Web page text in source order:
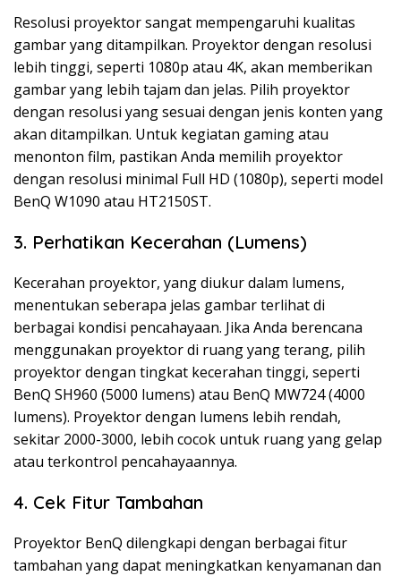
Resolusi proyektor sangat mempengaruhi kualitas
gambar yang ditampilkan. Proyektor dengan resolusi
lebih tinggi, seperti 1080p atau 4K, akan memberikan
gambar yang lebih tajam dan jelas. Pilih proyektor
dengan resolusi yang sesuai dengan jenis konten yang
akan ditampilkan. Untuk kegiatan gaming atau
menonton film, pastikan Anda memilih proyektor
dengan resolusi minimal Full HD (1080p), seperti model
BenQ W1090 atau HT2150ST.
3. Perhatikan Kecerahan (Lumens)
Kecerahan proyektor, yang diukur dalam lumens,
menentukan seberapa jelas gambar terlihat di
berbagai kondisi pencahayaan. Jika Anda berencana
menggunakan proyektor di ruang yang terang, pilih
proyektor dengan tingkat kecerahan tinggi, seperti
BenQ SH960 (5000 lumens) atau BenQ MW724 (4000
lumens). Proyektor dengan lumens lebih rendah,
sekitar 2000-3000, lebih cocok untuk ruang yang gelap
atau terkontrol pencahayaannya.
4. Cek Fitur Tambahan
Proyektor BenQ dilengkapi dengan berbagai fitur
tambahan yang dapat meningkatkan kenyamanan dan